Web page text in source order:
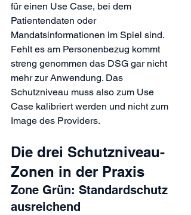
für einen Use Case, bei dem
Patientendaten oder
Mandatsinformationen im Spiel sind.
Fehlt es am Personenbezug kommt
streng genommen das DSG gar nicht
mehr zur Anwendung. Das
Schutzniveau muss also zum Use
Case kalibriert werden und nicht zum
Image des Providers.
Die drei Schutzniveau-
Zonen in der Praxis
Zone Grün: Standardschutz
ausreichend